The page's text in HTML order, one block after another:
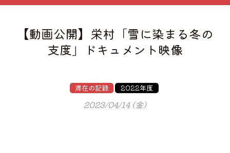
【動画公開】栄村「雪に染まる冬の
支度」ドキュメント映像
滞在の記録 2022年度
2023/04/14 (金)